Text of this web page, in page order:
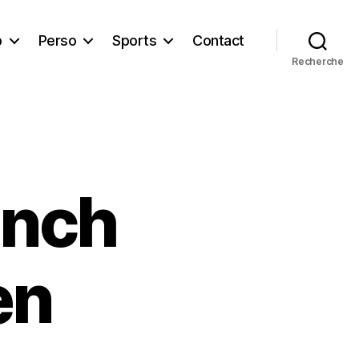
Perso Sports Contact
Recherche